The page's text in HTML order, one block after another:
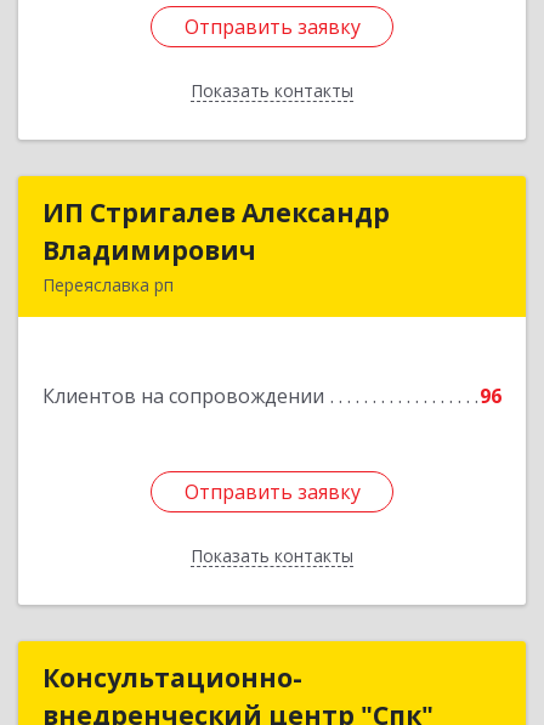
Отправить заявку
Показать контакты
Отправить заявку
Назад
ИП Стригалев Александр
Владимирович
Переяславка рп
Клиентов на сопровождении 96
Отправить заявку
Показать контакты
ИП Стригалев Александр
Подробнее
Отправить заявку
Назад
Консультационно-
внедренческий центр "Спк"
Консультационно-
внедренческий центр "Спк"